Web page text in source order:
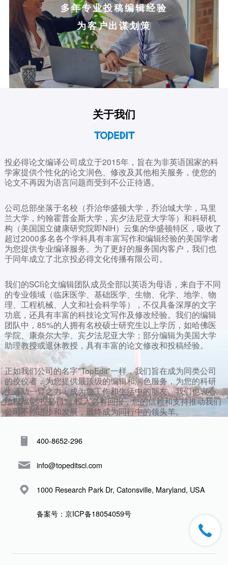
多年专业投稿编辑经验
为客户出谋划策
关于我们
投必得论文编译公司成立于2015年，旨在为非英语国家的科
学家提供个性化的论文润色、修改及其他相关服务，使您的
论文不再因为语言问题而受到不公正待遇。
公司总部坐落于名校（乔治华盛顿大学，乔治城大学，马里
兰大学，约翰霍普金斯大学，宾夕法尼亚大学等）和科研机
构（美国国立健康研究院即NIH）云集的华盛顿特区，吸收了
超过2000多名各个学科具有丰富写作和编辑经验的美国学者
为您提供专业编译服务。为了更好的服务国内客户，我们也
于同年成立了北京投必得文化传播有限公司。
我们的SCI论文编辑团队成员全部以英语为母语，来自于不同
的专业领域（临床医学、基础医学、生物、化学、地学、物
理、工程机械、人文和社会科学等），不仅具备深厚的文字
功底，还具有丰富的科技论文写作及修改经验。我们的编辑
团队中，85%的人拥有名校硕士研究生以上学历，如哈佛医
学院、康奈尔大学、宾夕法尼亚大学；部分编辑为美国大学
助理教授或退休教授，具有丰富的论文修改和投稿经验。
正如我们公司的名字"TopEdit"一样，我们旨在成为同类公司
的佼佼者，为您提供最顶级的编辑和润色服务，为您的科研
生涯助一臂之力，成为您工作和生活中的朋友。我们也衷心
地祝福您“投必得”，投入必有回报，您的信赖和支持推动我们
公司不停进步和发展，最终成为同行中的领头羊。
400-8652-296
info@topeditsci.com
1000 Research Park Dr, Catonsville, Maryland, USA
备案号：京ICP备18054059号